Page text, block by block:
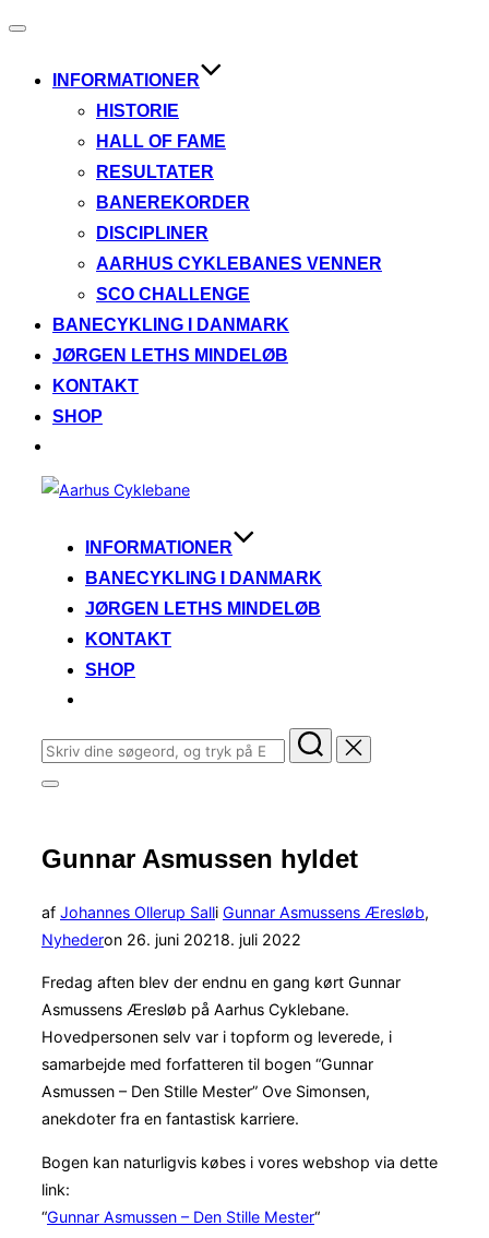
Slå
INFORMATIONER
HISTORIE
HALL OF FAME
RESULTATER
BANEREKORDER
DISCIPLINER
AARHUS CYKLEBANES VENNER
SCO CHALLENGE
BANECYKLING I DANMARK
JØRGEN LETHS MINDELØB
KONTAKT
SHOP
Videre
INFORMATIONER
BANECYKLING I DANMARK
JØRGEN LETHS MINDELØB
KONTAKT
SHOP
Søg
efter:
Slå
til/fra
Gunnar Asmussen hyldet
af Johannes Ollerup Salli Gunnar Asmussens Æresløb,
Nyhederon Udgivet
26. juni 20218. juli 2022
Fredag aften blev der endnu en gang kørt Gunnar
Asmussens Æresløb på Aarhus Cyklebane.
Hovedpersonen selv var i topform og leverede, i
samarbejde med forfatteren til bogen “Gunnar
Asmussen – Den Stille Mester” Ove Simonsen,
anekdoter fra en fantastisk karriere.
Bogen kan naturligvis købes i vores webshop via dette
link:
“Gunnar Asmussen – Den Stille Mester“